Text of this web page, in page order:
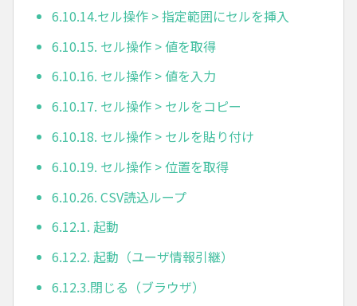
6.10.14.セル操作 > 指定範囲にセルを挿入
6.10.15. セル操作 > 値を取得
6.10.16. セル操作 > 値を入力
6.10.17. セル操作 > セルをコピー
6.10.18. セル操作 > セルを貼り付け
6.10.19. セル操作 > 位置を取得
6.10.26. CSV読込ループ
6.12.1. 起動
6.12.2. 起動（ユーザ情報引継）
6.12.3.閉じる（ブラウザ）